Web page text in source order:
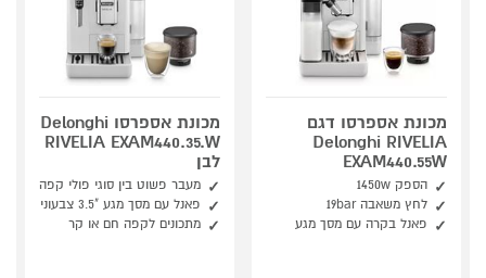
מכונת אספרסו דגם
Delonghi RIVELIA
EXAM440.55W
הספק 1450w
לחץ משאבה 19bar
פאנל בקרה עם מסך מגע
מכונת אספרסו Delonghi
RIVELIA EXAM440.35.W
לבן
מעבר פשוט בין סוגי פולי קפה
פאנל עם מסך מגע "3.5 צבעוני
מתכונים לקפה חם או קר